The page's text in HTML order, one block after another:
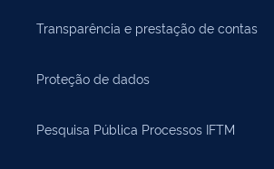
Transparência e prestação de contas
Proteção de dados
Pesquisa Pública Processos IFTM